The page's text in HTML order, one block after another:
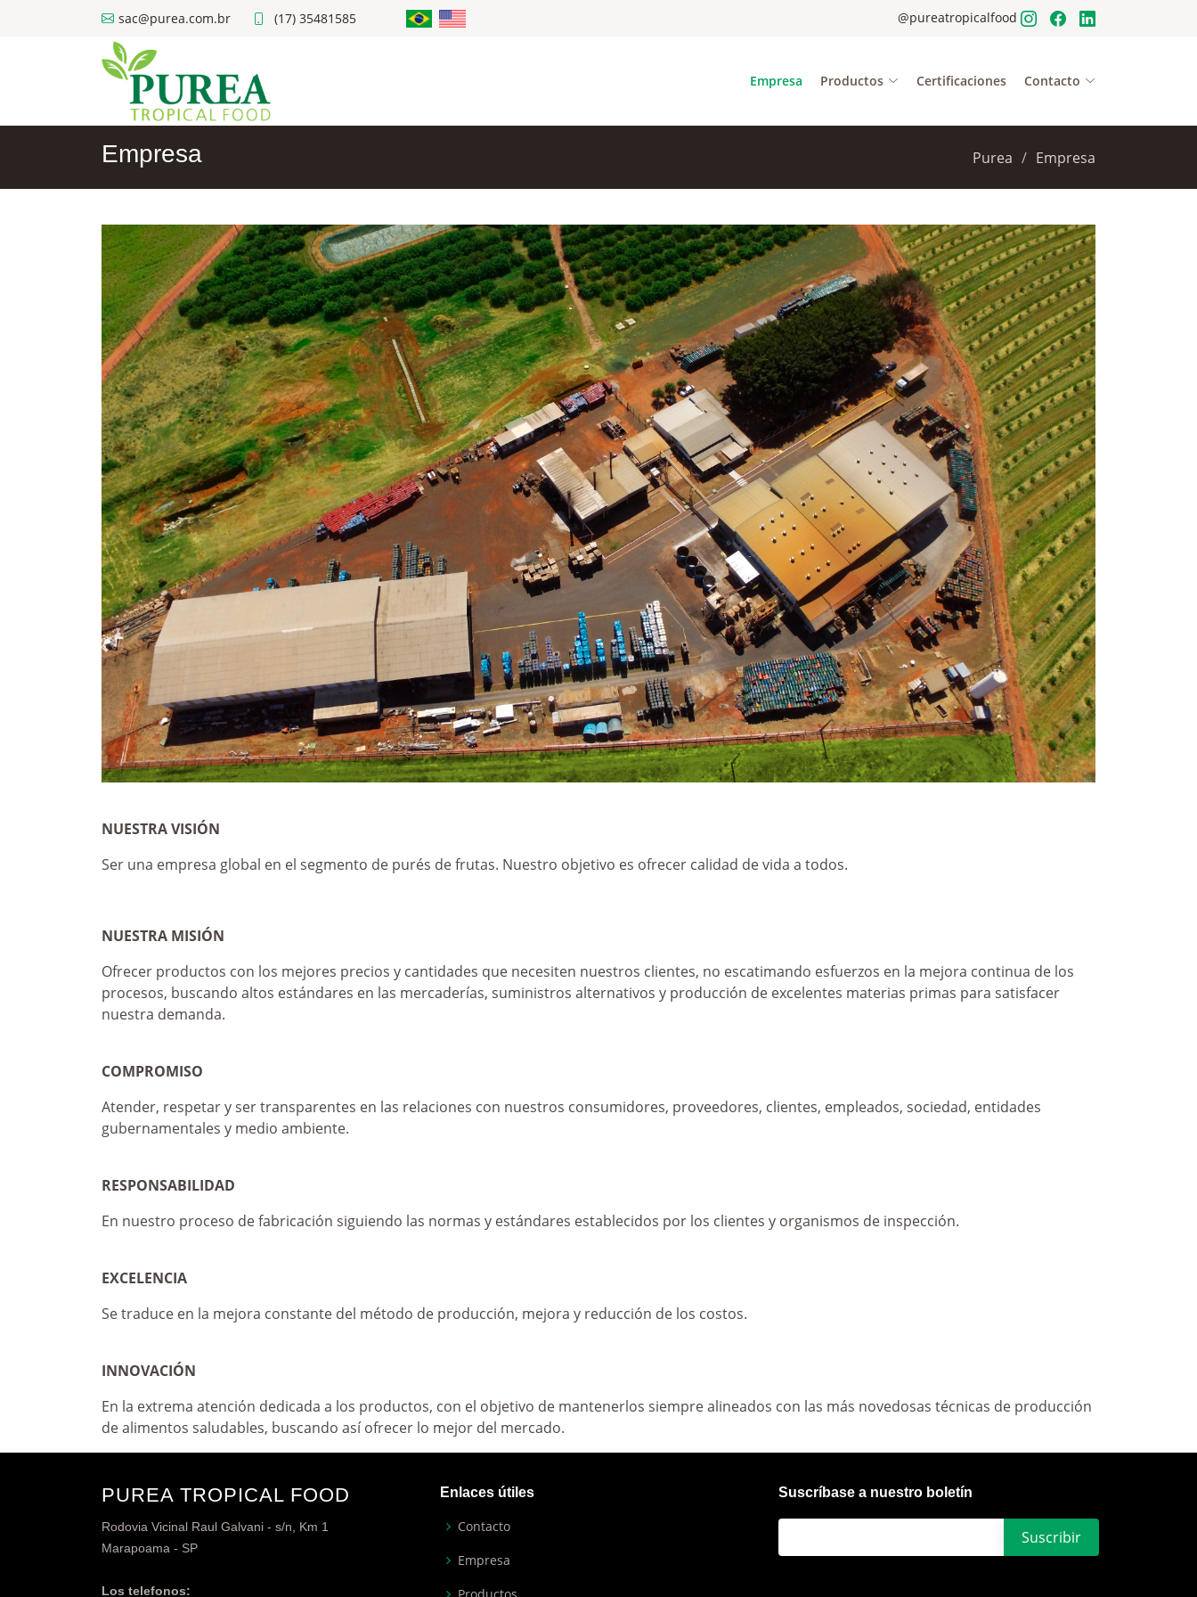
sac@purea.com.br (17) 35481585 @pureatropicalfood
Empresa Productos Certificaciones Contacto
Empresa Purea Empresa
NUESTRA VISIÓN
Ser una empresa global en el segmento de purés de frutas. Nuestro objetivo es ofrecer calidad de vida a todos.
NUESTRA MISIÓN
Ofrecer productos con los mejores precios y cantidades que necesiten nuestros clientes, no escatimando esfuerzos en la mejora continua de los
procesos, buscando altos estándares en las mercaderías, suministros alternativos y producción de excelentes materias primas para satisfacer
nuestra demanda.
COMPROMISO
Atender, respetar y ser transparentes en las relaciones con nuestros consumidores, proveedores, clientes, empleados, sociedad, entidades
gubernamentales y medio ambiente.
RESPONSABILIDAD
En nuestro proceso de fabricación siguiendo las normas y estándares establecidos por los clientes y organismos de inspección.
EXCELENCIA
Se traduce en la mejora constante del método de producción, mejora y reducción de los costos.
INNOVACIÓN
En la extrema atención dedicada a los productos, con el objetivo de mantenerlos siempre alineados con las más novedosas técnicas de producción
de alimentos saludables, buscando así ofrecer lo mejor del mercado.
PUREA TROPICAL FOOD
Rodovia Vicinal Raul Galvani - s/n, Km 1
Marapoama - SP
Los telefonos:
Enlaces útiles
Contacto
Empresa
Suscríbase a nuestro boletín